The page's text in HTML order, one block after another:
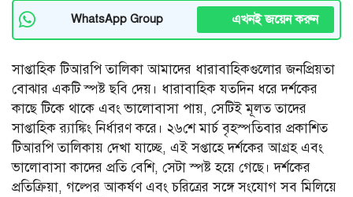
WhatsApp Group এখনই জয়েন করুন
সাপ্তাহিক টিআরপি তালিকা আমাদের ধারাবাহিকগুলোর জনপ্রিয়তা
বোঝার একটি স্পষ্ট ছবি দেয়। ধারাবাহিক যতদিন ধরে দর্শকের
কাছে টিকে থাকে এবং ভালোবাসা পায়, সেটিই মূলত তাদের
সাপ্তাহিক র‍্যাঙ্কিং নির্ধারণ করে। ২৬শে মার্চ বৃহস্পতিবার প্রকাশিত
টিআরপি তালিকায় দেখা যাচ্ছে, এই সপ্তাহে দর্শকের আগ্রহ এবং
ভালোবাসা কাদের প্রতি বেশি, সেটা স্পষ্ট হয়ে গেছে। দর্শকের
প্রতিক্রিয়া, গল্পের আকর্ষণ এবং চরিত্রের সঙ্গে সংযোগ সব মিলিয়ে